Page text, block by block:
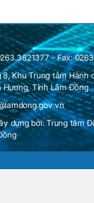
- Fax:
8, Khu Trung tâm Hành
Hương, Tỉnh Lâm Đồng
dựng bởi:Trung tâm